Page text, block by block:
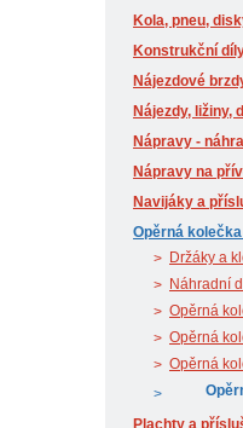
Kola, pneu,
Konstrukční
Nájezdové
Nájezdy,
Nápravy -
Nápravy na
Navijáky a
Opěrná
Držáky a
Náhradní
Opěrná
Opěrná
Opěrná
Plachty a